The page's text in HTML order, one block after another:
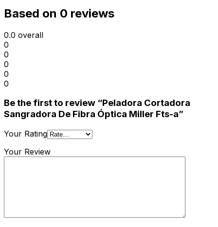
Based on 0 reviews
0.0 overall
0
0
0
0
0
Be the first to review “Peladora Cortadora
Sangradora De Fibra Óptica Miller Fts-a”
Your Rating
Your Review